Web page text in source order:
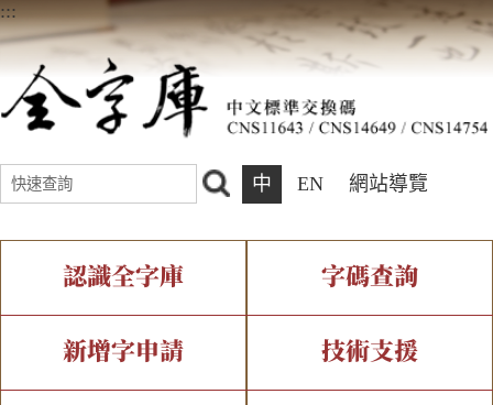
:::
中 EN 網站導覽
認識全字庫
全字庫介紹 全字庫現況
字碼查詢
IDS查詢 部件查詢
新增字申請 技術支援